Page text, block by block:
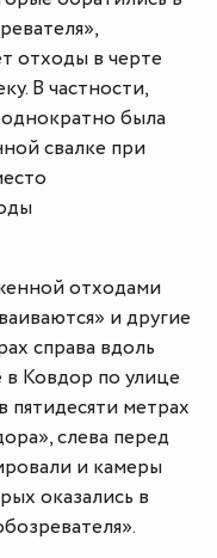
отходы в черте
В частности,
была
свалке при
отходами
и другие
справа вдоль
Ковдор по улице
метрах
слева перед
и камеры
оказались в